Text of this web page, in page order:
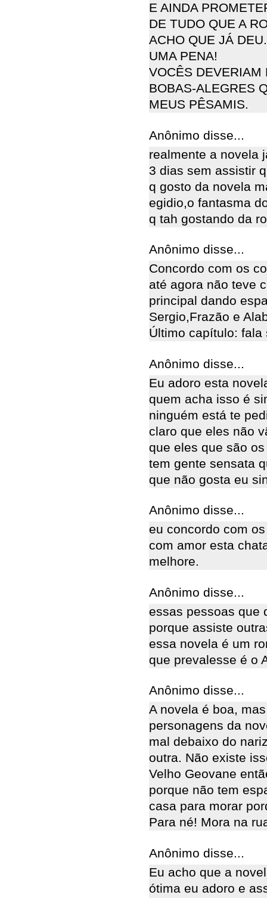
E AINDA
DE TUDO QUE A
ACHO QUE JÁ DEU.
UMA PENA!
VOCÊS DEVERIAM
BOBAS-ALEGRES
MEUS PÊSAMIS.
Anônimo disse...
realmente a novela
3 dias sem assistir
q gosto da novela
egidio,o fantasma
q tah gostando da
Anônimo disse...
Concordo com os
até agora não teve
principal dando
Sergio,Frazão e
Último capítulo: fala
Anônimo disse...
Eu adoro esta
quem acha isso é
ninguém está te
claro que eles não
que eles que são
tem gente sensata
que não gosta eu
Anônimo disse...
eu concordo com
com amor esta
melhore.
Anônimo disse...
essas pessoas que
porque assiste
essa novela é um
que prevalesse é o
Anônimo disse...
A novela é boa,
personagens da
mal debaixo do
outra. Não existe
Velho Geovane
porque não tem
casa para morar
Para né! Mora na
Anônimo disse...
Eu acho que a
ótima eu adoro e